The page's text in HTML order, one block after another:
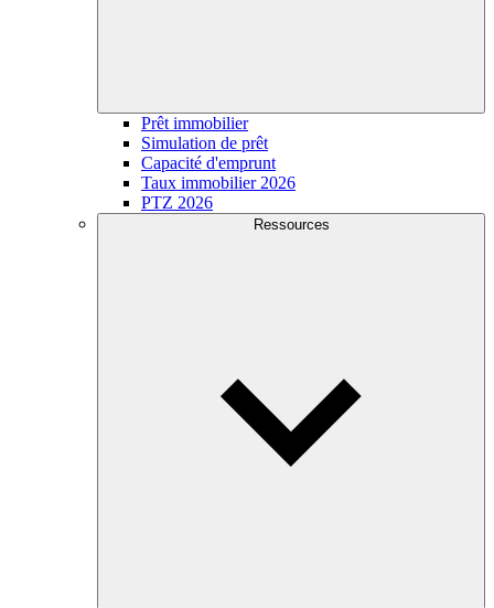
Prêt immobilier
Simulation de prêt
Capacité d'emprunt
Taux immobilier 2026
PTZ 2026
Ressources